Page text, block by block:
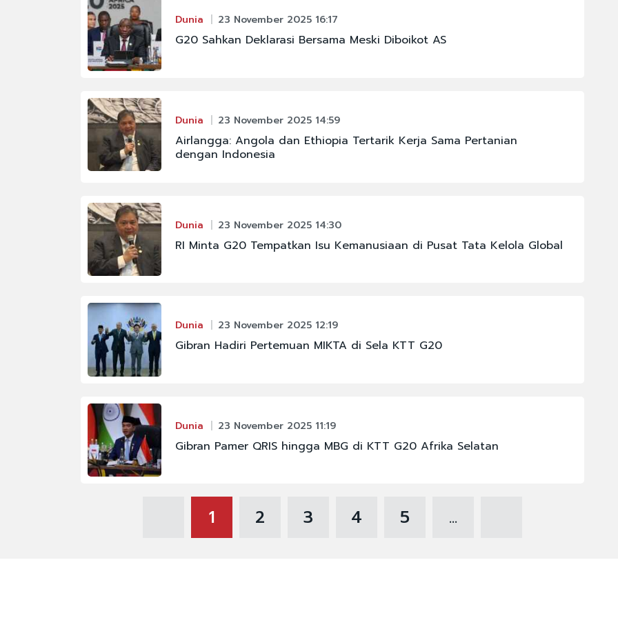
Dunia 23 November 2025 16:17
G20 Sahkan Deklarasi Bersama Meski Diboikot AS
Dunia 23 November 2025 14:59
Airlangga: Angola dan Ethiopia Tertarik Kerja Sama Pertanian
dengan Indonesia
Dunia 23 November 2025 14:30
RI Minta G20 Tempatkan Isu Kemanusiaan di Pusat Tata Kelola Global
Dunia 23 November 2025 12:19
Gibran Hadiri Pertemuan MIKTA di Sela KTT G20
Dunia 23 November 2025 11:19
Gibran Pamer QRIS hingga MBG di KTT G20 Afrika Selatan
1 2 3 4 5 ...